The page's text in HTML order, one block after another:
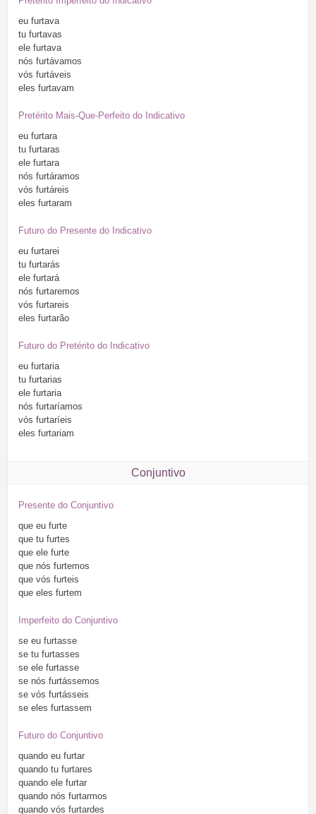
eu furtava
tu furtavas
ele furtava
nós furtávamos
vós furtáveis
eles furtavam
Pretérito Mais-Que-Perfeito do Indicativo
eu furtara
tu furtaras
ele furtara
nós furtáramos
vós furtáreis
eles furtaram
Futuro do Presente do Indicativo
eu furtarei
tu furtarás
ele furtará
nós furtaremos
vós furtareis
eles furtarão
Futuro do Pretérito do Indicativo
eu furtaria
tu furtarias
ele furtaria
nós furtaríamos
vós furtaríeis
eles furtariam
Conjuntivo
Presente do Conjuntivo
que eu furte
que tu furtes
que ele furte
que nós furtemos
que vós furteis
que eles furtem
Imperfeito do Conjuntivo
se eu furtasse
se tu furtasses
se ele furtasse
se nós furtássemos
se vós furtásseis
se eles furtassem
Futuro do Conjuntivo
quando eu furtar
quando tu furtares
quando ele furtar
quando nós furtarmos
quando vós furtardes